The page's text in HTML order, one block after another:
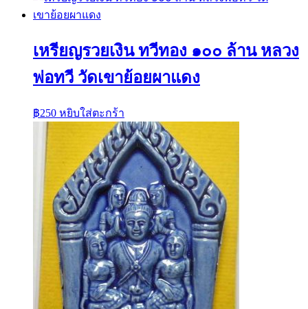
เหรียญรวยเงิน ทวีทอง ๑๐๐ ล้าน หลวง
พ่อทวี วัดเขาย้อยผาแดง
฿250 หยิบใส่ตะกร้า